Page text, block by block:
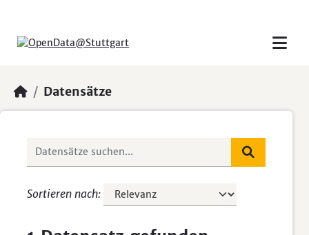
Datensätze
Sortieren nach